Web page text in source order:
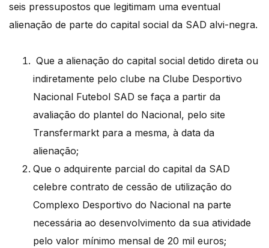
seis pressupostos que legitimam uma eventual
alienação de parte do capital social da SAD alvi-negra.
Que a alienação do capital social detido direta ou
indiretamente pelo clube na Clube Desportivo
Nacional Futebol SAD se faça a partir da
avaliação do plantel do Nacional, pelo site
Transfermarkt para a mesma, à data da
alienação;
Que o adquirente parcial do capital da SAD
celebre contrato de cessão de utilização do
Complexo Desportivo do Nacional na parte
necessária ao desenvolvimento da sua atividade
pelo valor mínimo mensal de 20 mil euros;